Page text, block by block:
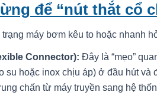
để “nút thắt cổ
máy bơm kêu to hoặc nhanh
Connector): Đây là “mẹo”
su hoặc inox chịu áp) ở đầu hút và
chấn từ máy truyền sang hệ